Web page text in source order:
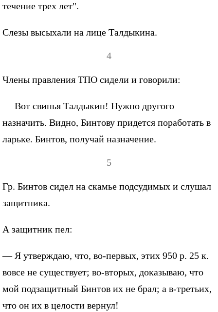
течение трех лет".
Слезы высыхали на лице Талдыкина.
4
Члены правления ТПО сидели и говорили:
— Вот свинья Талдыкин! Нужно другого
назначить. Видно, Бинтову придется поработать в
ларьке. Бинтов, получай назначение.
5
Гр. Бинтов сидел на скамье подсудимых и слушал
защитника.
А защитник пел:
— Я утверждаю, что, во-первых, этих 950 р. 25 к.
вовсе не существует; во-вторых, доказываю, что
мой подзащитный Бинтов их не брал; а в-третьих,
что он их в целости вернул!